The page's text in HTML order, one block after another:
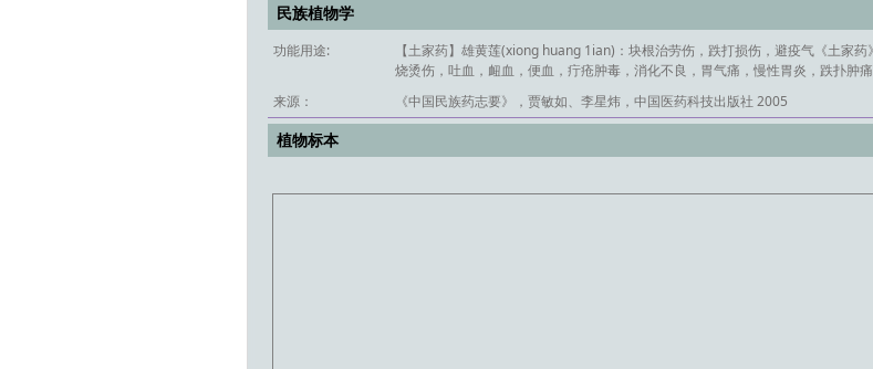
民族植物学
功能用途:
【土家药】雄黄莲(xiong huang 1ian)：块根治劳伤，跌打损伤，避疫气《土家
烧烫伤，吐血，衄血，便血，疔疮肿毒，消化不良，胃气痛，慢性胃炎，跌扑肿痛
来源：
《中国民族药志要》，贾敏如、李星炜，中国医药科技出版社 2005
植物标本